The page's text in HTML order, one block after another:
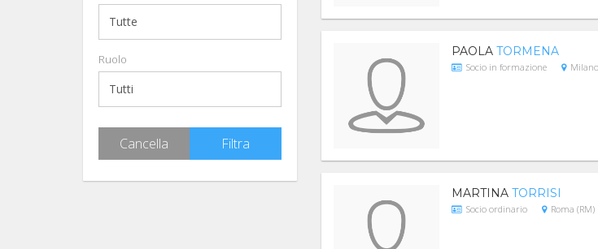
Ruolo
Cancella Filtra
PAOLA TORMENA
Socio in formazione
MARTINA TORRISI
Socio ordinario Roma (RM)